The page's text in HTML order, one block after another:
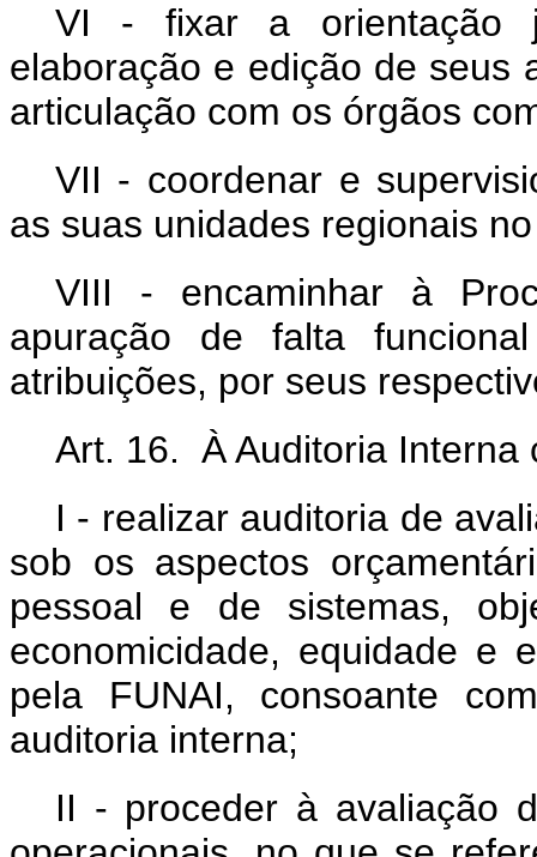
VI - fixar a orientação
elaboração e edição de seus
articulação com os órgãos
VII - coordenar e
as suas unidades regionais
VIII - encaminhar à
apuração de falta
atribuições, por seus
Art. 16. À Auditoria Interna
I - realizar auditoria de
sob os aspectos
pessoal e de sistemas,
economicidade, equidade e
pela FUNAI, consoante
auditoria interna;
II - proceder à avaliação